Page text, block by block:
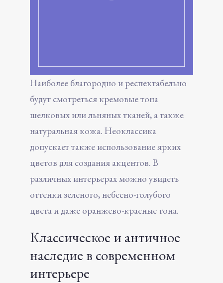
Наиболее благородно и респектабельно
будут смотреться кремовые тона
шелковых или льняных тканей, а также
натуральная кожа. Неоклассика
допускает также использование ярких
цветов для создания акцентов. В
различных интерьерах можно увидеть
оттенки зеленого, небесно-голубого
цвета и даже оранжево-красные тона.
Классическое и античное
наследие в современном
интерьере